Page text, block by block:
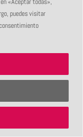
puedes visitar